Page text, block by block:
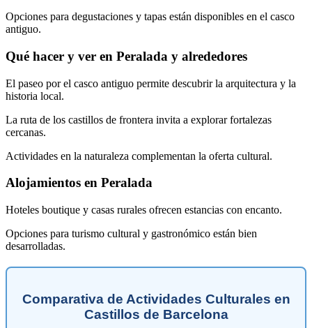
Opciones para degustaciones y tapas están disponibles en el casco
antiguo.
Qué hacer y ver en Peralada y alrededores
El paseo por el casco antiguo permite descubrir la arquitectura y la
historia local.
La ruta de los castillos de frontera invita a explorar fortalezas
cercanas.
Actividades en la naturaleza complementan la oferta cultural.
Alojamientos en Peralada
Hoteles boutique y casas rurales ofrecen estancias con encanto.
Opciones para turismo cultural y gastronómico están bien
desarrolladas.
Comparativa de Actividades Culturales en
Castillos de Barcelona